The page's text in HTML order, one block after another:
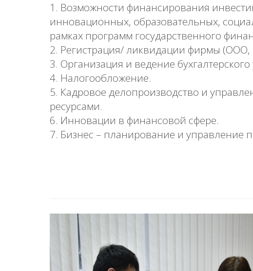
1. Возможности финансирования
инновационных, образовательных,
рамках программ государственного
2. Регистрация/ ликвидации фирмы
3. Организация и ведение
4. Налогообложение.
5. Кадровое делопроизводство и
ресурсами.
6. Инновации в финансовой сфере.
7. Бизнес – планирование и управление